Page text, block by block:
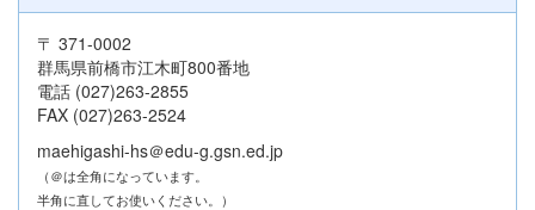
〒 371-0002
群馬県前橋市江木町800番地
電話 (027)263-2855
FAX (027)263-2524
maehigashi-hs＠edu-g.gsn.ed.jp
（＠は全角になっています。
半角に直してお使いください。）